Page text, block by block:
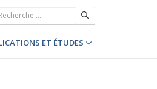
ET ÉTUDES